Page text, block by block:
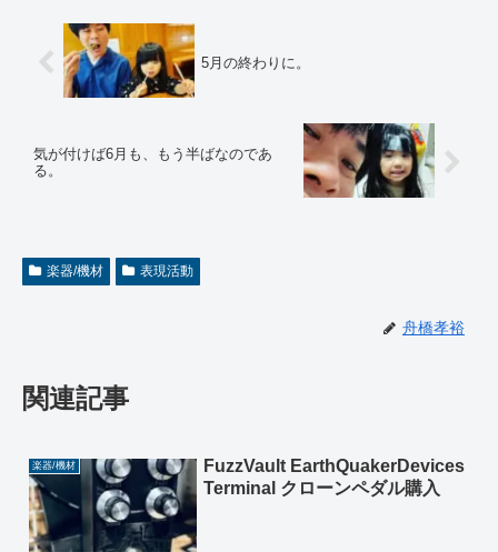
5月の終わりに。
気が付けば6月も、もう半ばなのであ
る。
楽器/機材 表現活動
舟橋孝裕
関連記事
楽器/機材
FuzzVault EarthQuakerDevices
Terminal クローンペダル購入